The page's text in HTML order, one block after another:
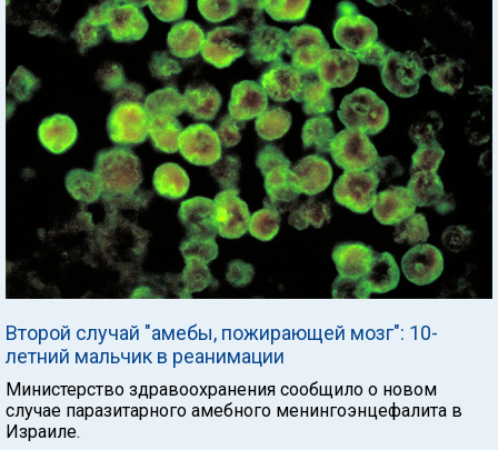
Второй случай "амебы, пожирающей мозг": 10-
летний мальчик в реанимации
Министерство здравоохранения сообщило о новом
случае паразитарного амебного менингоэнцефалита в
Израиле.